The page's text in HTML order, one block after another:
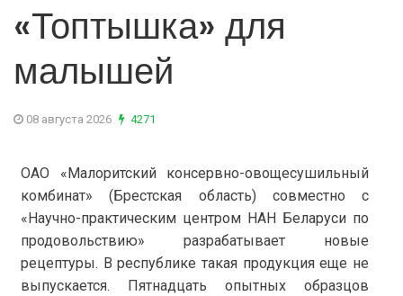
«Топтышка» для
малышей
08 августа 2026 4271
ОАО «Малоритский консервно-овощесушильный
комбинат» (Брестская область) совместно с
«Научно-практическим центром НАН Беларуси по
продовольствию» разрабатывает новые
рецептуры. В республике такая продукция еще не
выпускается. Пятнадцать опытных образцов